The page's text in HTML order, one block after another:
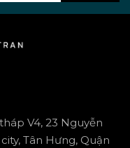
V4, 23 Nguyễn
Tân Hưng, Quận